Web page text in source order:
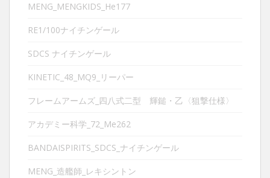
MENG_MENGKIDS_He177
RE1/100ナイチンゲール
SDCS ナイチンゲール
KINETIC_48_MQ9_リーパー
フレームアームズ_四八式二型 輝鎚・乙〈狙撃仕様〉
アカデミー科学_72_Me262
BANDAISPIRITS_SDCS_ナイチンゲール
MENG_造艦師_レキシントン